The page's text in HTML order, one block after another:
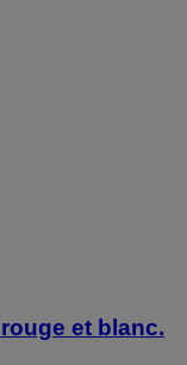
et blanc.